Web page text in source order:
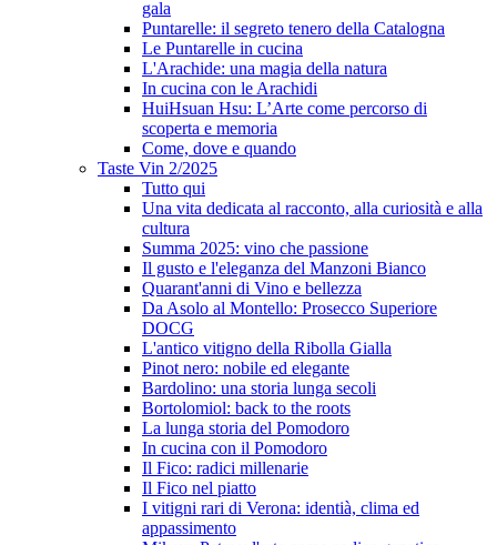
gala
Puntarelle: il segreto tenero della Catalogna
Le Puntarelle in cucina
L'Arachide: una magia della natura
In cucina con le Arachidi
HuiHsuan Hsu: L’Arte come percorso di
scoperta e memoria
Come, dove e quando
Taste Vin 2/2025
Tutto qui
Una vita dedicata al racconto, alla curiosità e alla
cultura
Summa 2025: vino che passione
Il gusto e l'eleganza del Manzoni Bianco
Quarant'anni di Vino e bellezza
Da Asolo al Montello: Prosecco Superiore
DOCG
L'antico vitigno della Ribolla Gialla
Pinot nero: nobile ed elegante
Bardolino: una storia lunga secoli
Bortolomiol: back to the roots
La lunga storia del Pomodoro
In cucina con il Pomodoro
Il Fico: radici millenarie
Il Fico nel piatto
I vitigni rari di Verona: identià, clima ed
appassimento